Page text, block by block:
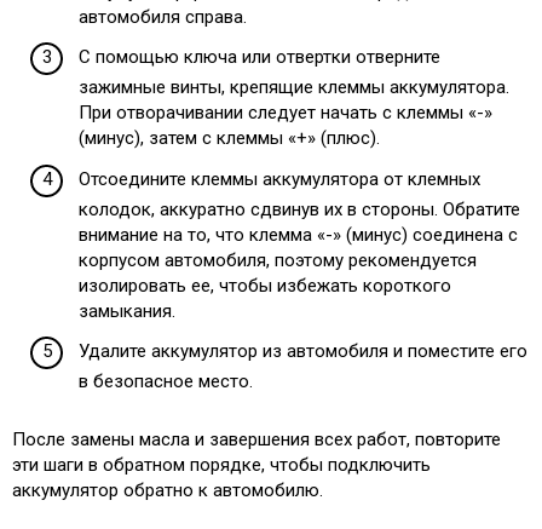
автомобиля справа.
С помощью ключа или отвертки отверните
зажимные винты, крепящие клеммы аккумулятора.
При отворачивании следует начать с клеммы «-»
(минус), затем с клеммы «+» (плюс).
Отсоедините клеммы аккумулятора от клемных
колодок, аккуратно сдвинув их в стороны. Обратите
внимание на то, что клемма «-» (минус) соединена с
корпусом автомобиля, поэтому рекомендуется
изолировать ее, чтобы избежать короткого
замыкания.
Удалите аккумулятор из автомобиля и поместите его
в безопасное место.
После замены масла и завершения всех работ, повторите
эти шаги в обратном порядке, чтобы подключить
аккумулятор обратно к автомобилю.